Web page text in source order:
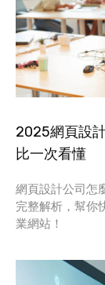
2025網頁設
比一次看懂
網頁設計公司怎
完整解析，幫你
業網站！